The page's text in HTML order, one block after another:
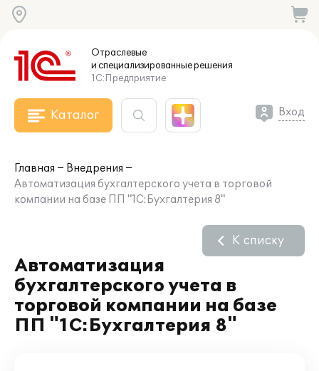
Отраслевые
и специализированныерешения
1С:Предприятие
Каталог Вход
Главная
Внедрения
Автоматизация бухгалтерского учета в торговой
компании на базе ПП "1С:Бухгалтерия 8"
Автоматизация
бухгалтерского учета в
торговой компании на базе
ПП "1С:Бухгалтерия 8"
К списку